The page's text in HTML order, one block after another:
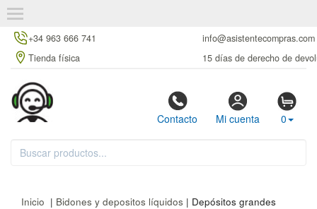
+34 963 666 741
info@asistentecompras.com
Tienda física
15 días de derecho de
Contacto Mi cuenta 0
Inicio | Bidones y depositos líquidos | Depósitos grandes